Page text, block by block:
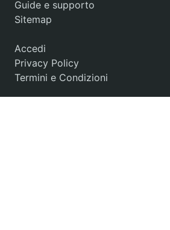
Guide e supporto
Sitemap
Accedi
Privacy Policy
Termini e Condizioni